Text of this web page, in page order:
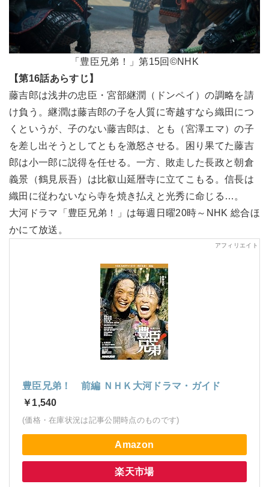
「豊臣兄弟！」第15回©NHK
【第16話あらすじ】
藤吉郎は浅井の忠臣・宮部継潤（ドンペイ）の調略を請
け負う。継潤は藤吉郎の子を人質に寄越すなら織田につ
くというが、子のない藤吉郎は、とも（宮澤エマ）の子
を差し出そうとしてともを激怒させる。困り果てた藤吉
郎は小一郎に説得を任せる。一方、敗走した長政と朝倉
義景（鶴見辰吾）は比叡山延暦寺に立てこもる。信長は
織田に従わないなら寺を焼き払えと光秀に命じる…。
大河ドラマ「豊臣兄弟！」は毎週日曜20時～NHK 総合ほ
かにて放送。
豊臣兄弟！ 前編 ＮＨＫ大河ドラマ・ガイド
￥1,540
(価格・在庫状況は記事公開時点のものです)
Amazon
楽天市場